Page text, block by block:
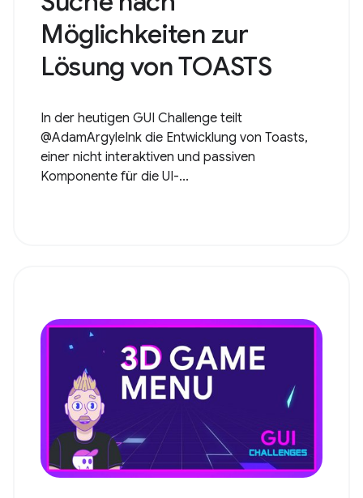
Möglichkeiten zur
Lösung von TOASTS
In der heutigen GUI Challenge teilt
@AdamArgyleInk die Entwicklung von Toasts,
einer nicht interaktiven und passiven
Komponente für die UI-...